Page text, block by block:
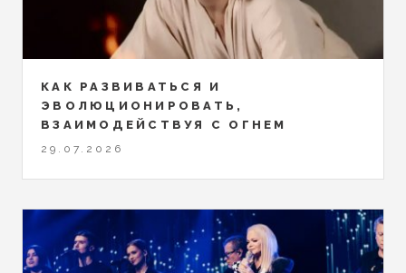
КАК РАЗВИВАТЬСЯ И
ЭВОЛЮЦИОНИРОВАТЬ,
ВЗАИМОДЕЙСТВУЯ С ОГНЕМ
29.07.2026